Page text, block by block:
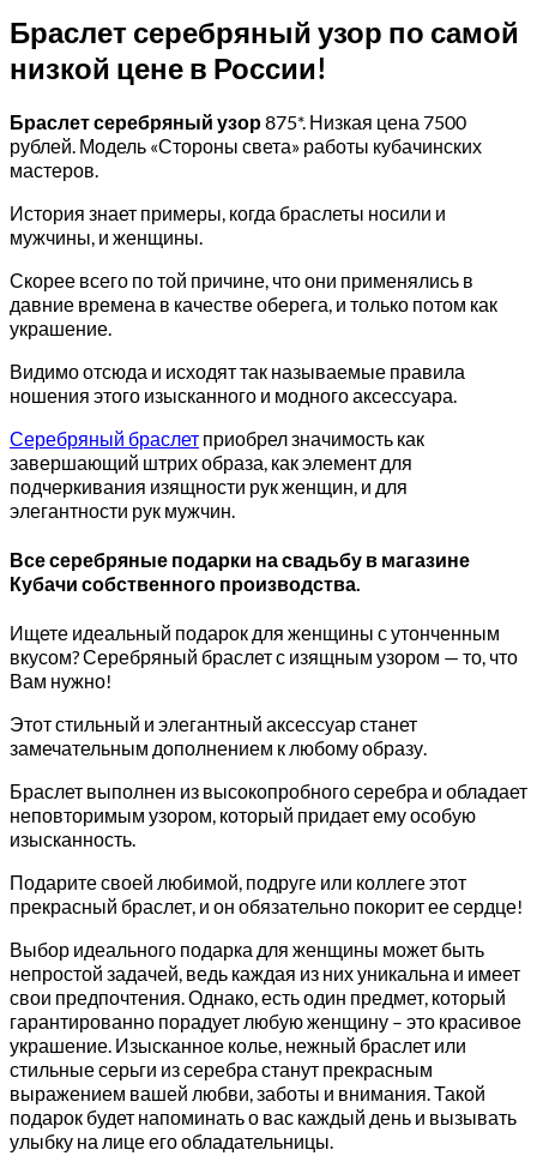
Браслет серебряный узор по самой
низкой цене в России!
Браслет серебряный узор875*. Низкая цена 7500
рублей. Модель «Стороны света» работы кубачинских
мастеров.
История знает примеры, когда браслеты носили и
мужчины, и женщины.
Скорее всего по той причине, что они применялись в
давние времена в качестве оберега, и только потом как
украшение.
Видимо отсюда и исходят так называемые правила
ношения этого изысканного и модного аксессуара.
Серебряный браслет приобрел значимость как
завершающий штрих образа, как элемент для
подчеркивания изящности рук женщин, и для
элегантности рук мужчин.
Все серебряные подарки на свадьбу в магазине
Кубачи собственного производства.
Ищете идеальный подарок для женщины с утонченным
вкусом? Серебряный браслет с изящным узором — то, что
Вам нужно!
Этот стильный и элегантный аксессуар станет
замечательным дополнением к любому образу.
Браслет выполнен из высокопробного серебра и обладает
неповторимым узором, который придает ему особую
изысканность.
Подарите своей любимой, подруге или коллеге этот
прекрасный браслет, и он обязательно покорит ее сердце!
Выбор идеального подарка для женщины может быть
непростой задачей, ведь каждая из них уникальна и имеет
свои предпочтения. Однако, есть один предмет, который
гарантированно порадует любую женщину – это красивое
украшение. Изысканное колье, нежный браслет или
стильные серьги из серебра станут прекрасным
выражением вашей любви, заботы и внимания. Такой
подарок будет напоминать о вас каждый день и вызывать
улыбку на лице его обладательницы.